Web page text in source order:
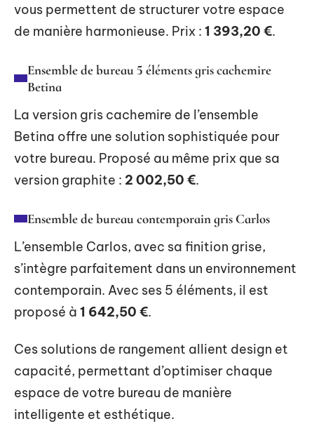
vous permettent de structurer votre espace
de manière harmonieuse. Prix : 1 393,20 €.
Ensemble de bureau 5 éléments gris cachemire
Betina
La version gris cachemire de l’ensemble
Betina offre une solution sophistiquée pour
votre bureau. Proposé au même prix que sa
version graphite : 2 002,50 €.
Ensemble de bureau contemporain gris Carlos
L’ensemble Carlos, avec sa finition grise,
s’intègre parfaitement dans un environnement
contemporain. Avec ses 5 éléments, il est
proposé à 1 642,50 €.
Ces solutions de rangement allient design et
capacité, permettant d’optimiser chaque
espace de votre bureau de manière
intelligente et esthétique.